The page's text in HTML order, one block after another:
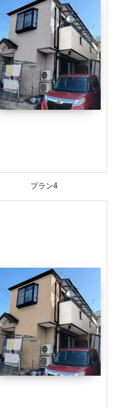
プラン4